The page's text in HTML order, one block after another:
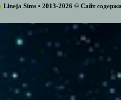
Lineja Sims • 2013-2026 ©️ Сайт